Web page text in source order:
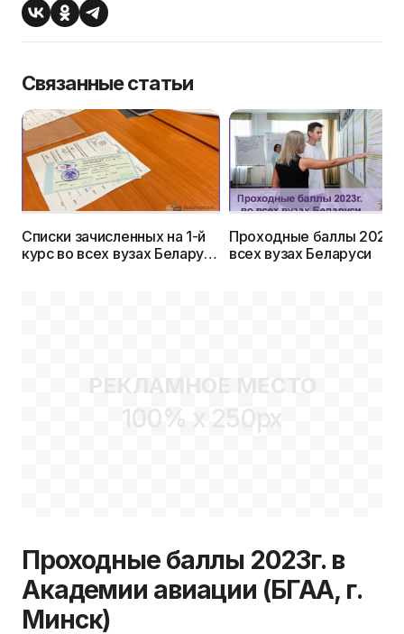
Связанные статьи
Списки зачисленных на 1-й
курс во всех вузах Беларуси
Проходные баллы
всех вузах Беларуси
РЕКЛАМНОЕ МЕСТО
100% x 250px
Проходные баллы 2023г. в
Академии авиации (БГАА, г.
Минск)